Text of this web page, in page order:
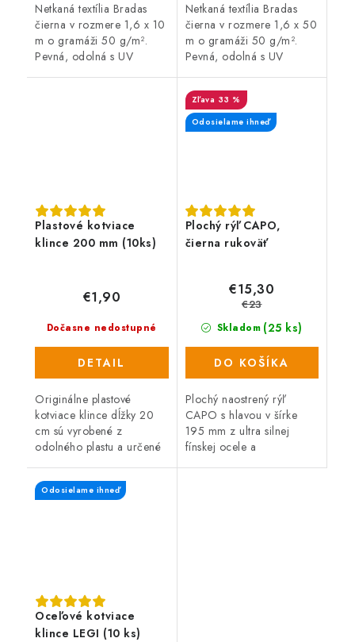
Netkaná textília Bradas
čierna v rozmere 1,6 x 10
m o gramáži 50 g/m².
Pevná, odolná s UV
Netkaná textília Bradas
čierna v rozmere 1,6 x 50
m o gramáži 50 g/m².
Pevná, odolná s UV
materiálu. Vďaka svojim
jedinečným vlastnostiam
má široké...
Plastové kotviace
klince 200 mm (10ks)
Dočasne nedostupné
€1,90
DETAIL
Originálne plastové
kotviace klince dĺžky 20
cm sú vyrobené z
odolného plastu a určené
obrubníku alebo k
ukotveniu zatrávňovacích
Plochý rýľ CAPO,
čierna rukoväť
33 %
Odosielame ihneď
Skladom (25 ks)
€15,30
€23
DO KOŠÍKA
Plochý naostrený rýľ
CAPO s hlavou v šírke
195 mm z ultra silnej
fínskej ocele a
Oceľové kotviace
klince LEGI (10 ks)
Odosielame ihneď